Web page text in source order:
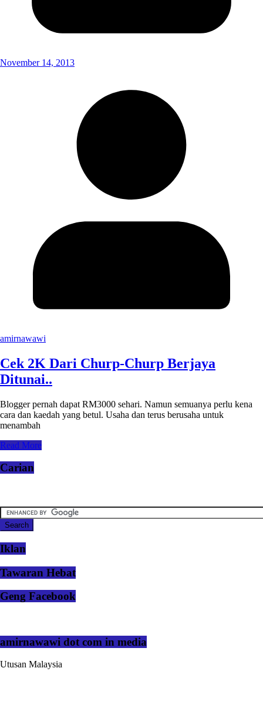
November 14, 2013
amirnawawi
Cek 2K Dari Churp-Churp Berjaya
Ditunai..
Blogger pernah dapat RM3000 sehari. Namun semuanya perlu kena
cara dan kaedah yang betul. Usaha dan terus berusaha untuk
menambah
Read More
Carian
Iklan
Tawaran Hebat
Geng Facebook
amirnawawi dot com in media
Utusan Malaysia